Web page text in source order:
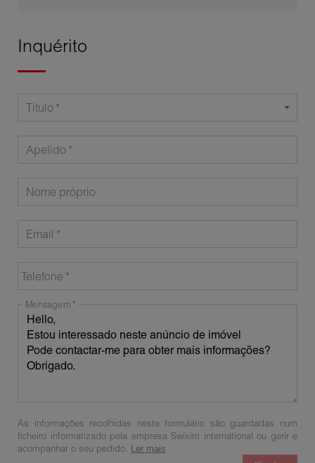
Inquérito
Título
Apelido
Nome próprio
Email
Telefone
Mensagem
As informações recolhidas neste formulário são guardadas num
ficheiro informatizado pela empresa Swixim international ou gerir e
acompanhar o seu pedido.
Ler mais